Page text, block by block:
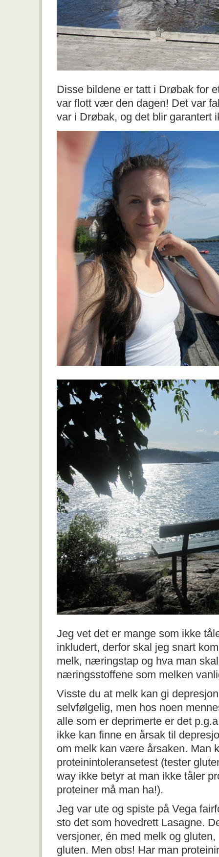
Disse bildene er tatt i Drøbak for
var flott vær den dagen! Det var
var i Drøbak, og det blir garantert
Jeg vet det er mange som ikke
inkludert, derfor skal jeg snart
melk, næringstap og hva man
næringsstoffene som melken
Visste du at melk kan gi
selvfølgelig, men hos noen
alle som er deprimerte er det
ikke kan finne en årsak til
om melk kan være årsaken. Man
proteinintoleransetest (tester
way ikke betyr at man ikke tåler
proteiner må man ha!).
Jeg var ute og spiste på Vega
sto det som hovedrett Lasagne.
versjoner, én med melk og
gluten. Men obs! Har man